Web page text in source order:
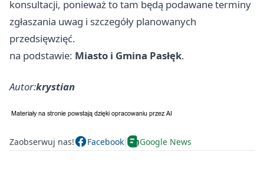
konsultacji, ponieważ to tam będą podawane terminy
zgłaszania uwag i szczegóły planowanych
przedsięwzięć.
na podstawie: Miasto i Gmina Pasłęk.
Autor:krystian
Zaobserwuj nas! Facebook Google News